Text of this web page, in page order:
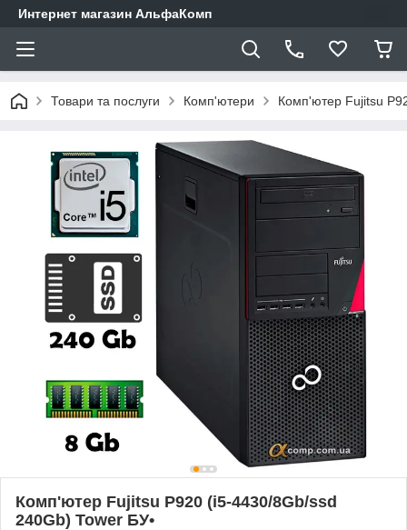
Интернет магазин АльфаКомп
Товари та послуги Комп'ютери Комп'ютер Fujitsu
Комп'ютер Fujitsu P920 (i5-4430/8Gb/ssd
240Gb) Tower БУ•